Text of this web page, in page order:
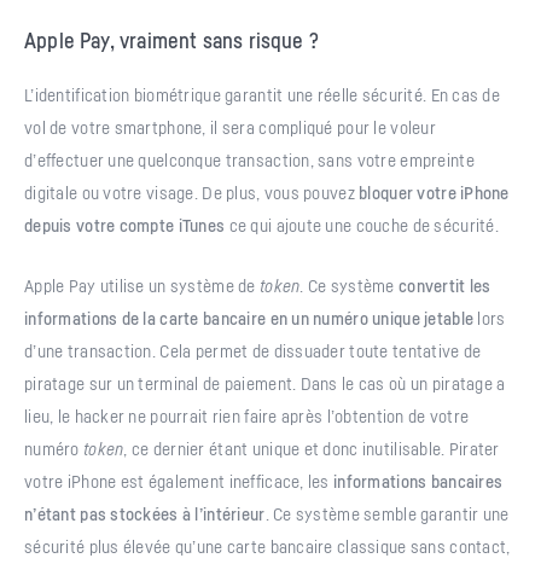
Apple Pay, vraiment sans risque ?
L’identification biométrique garantit une réelle sécurité. En cas de
vol de votre smartphone, il sera compliqué pour le voleur
d’effectuer une quelconque transaction, sans votre empreinte
digitale ou votre visage. De plus, vous pouvez bloquer votre iPhone
depuis votre compte iTunes ce qui ajoute une couche de sécurité.
Apple Pay utilise un système de token . Ce systèmeconvertit les
informations de la carte bancaire en un numéro unique jetable lors
d’une transaction. Cela permet de dissuader toute tentative de
piratage sur un terminal de paiement. Dans le cas où un piratage a
lieu, le hacker ne pourrait rien faire après l’obtention de votre
numéro token , ce dernier étant unique et donc inutilisable. Pirater
votre iPhone est également inefficace, les informations bancaires
n’étant pas stockées à l’intérieur . Ce système semble garantir une
sécurité plus élevée qu’une carte bancaire classique sans contact,